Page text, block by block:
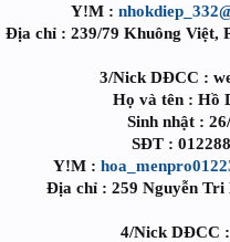
Y!M :
Địa chỉ : 239/79 Khuông Việt,
3/Nick DĐCC :
Họ và tên : Hồ
Sinh nhật :
SĐT :
Y!M :
Địa chỉ : 259 Nguyễn Tri
4/Nick DĐCC